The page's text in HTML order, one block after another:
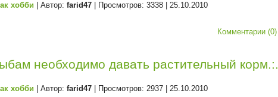
хобби | Автор: farid47 | Просмотров: 3338 | 25.10.2010
Комментарии (0)
необходимо давать растительный корм.:.
хобби | Автор: farid47 | Просмотров: 2937 | 25.10.2010